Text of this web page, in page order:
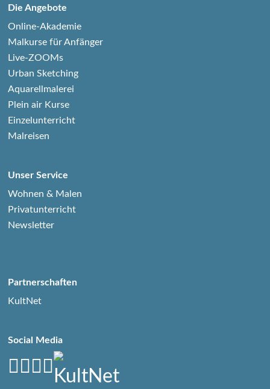
Die Angebote
Online-Akademie
Malkurse für Anfänger
Live-ZOOMs
Urban Sketching
Aquarellmalerei
Plein air Kurse
Einzelunterricht
Malreisen
Unser Service
Wohnen & Malen
Privatunterricht
Newsletter
Partnerschaften
KultNet
Social Media